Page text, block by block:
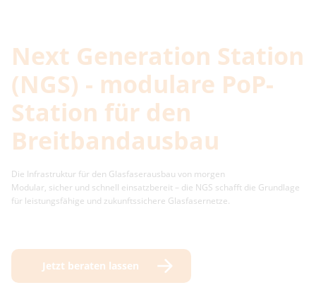
Next Generation Station
(NGS) - modulare PoP-
Station für den
Breitbandausbau
Die Infrastruktur für den Glasfaserausbau von morgen
Modular, sicher und schnell einsatzbereit – die NGS schafft die Grundlage
für leistungsfähige und zukunftssichere Glasfasernetze.
Jetzt beraten lassen